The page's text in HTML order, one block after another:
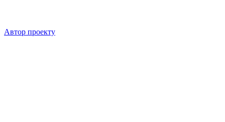
Автор проекту